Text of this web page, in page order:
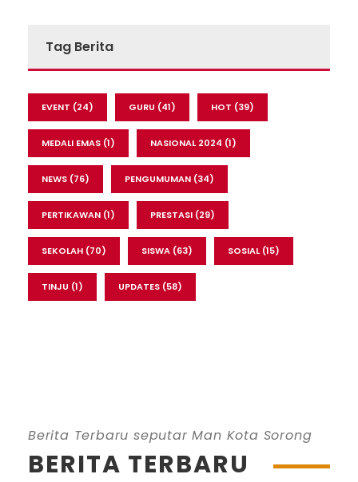
Tag Berita
EVENT (24) GURU (41) HOT (39)
MEDALI EMAS (1) NASIONAL 2024 (1)
NEWS (76) PENGUMUMAN (34)
PERTIKAWAN (1) PRESTASI (29)
SEKOLAH (70) SISWA (63) SOSIAL(15)
TINJU (1) UPDATES (58)
Berita Terbaru seputar Man Kota Sorong
BERITA TERBARU